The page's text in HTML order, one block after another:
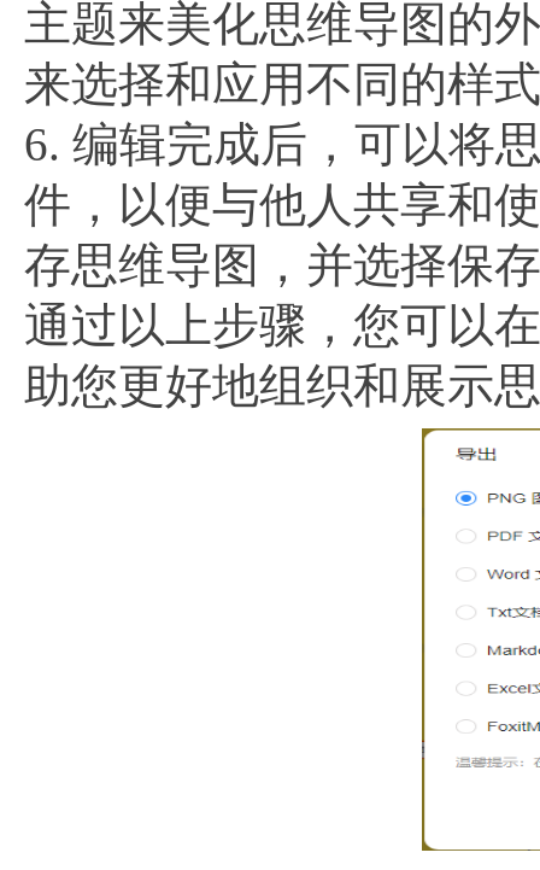
主题来美化思维导图的
来选择和应用不同的样
6. 编辑完成后，可以将
件，以便与他人共享和
存思维导图，并选择保
通过以上步骤，您可以
助您更好地组织和展示